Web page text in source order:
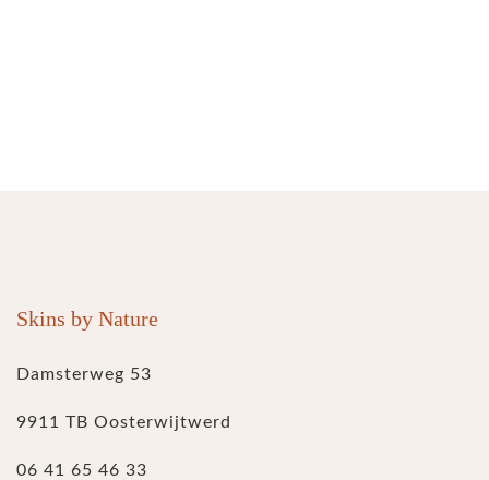
Skins by Nature
Damsterweg 53
9911 TB Oosterwijtwerd
06 41 65 46 33